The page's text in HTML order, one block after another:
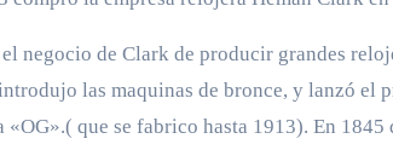
negocio de Clark de producir grandes
las maquinas de bronce, y lanzó el
«OG».( que se fabrico hasta 1913). En